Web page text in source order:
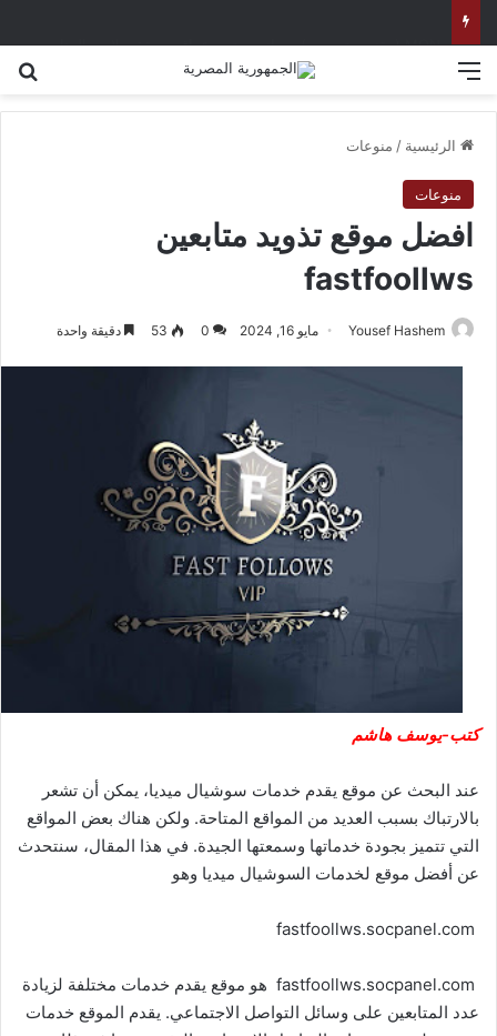
الرئيسية / منوعات
منوعات
افضل موقع تذويد متابعين
fastfoollws
Yousef Hashem مايو 16, 2024 0
53 دقيقة واحدة
كتب-يوسف هاشم
عند البحث عن موقع يقدم خدمات سوشيال ميديا، يمكن أن تشعر
بالارتباك بسبب العديد من المواقع المتاحة. ولكن هناك بعض المواقع
التي تتميز بجودة خدماتها وسمعتها الجيدة. في هذا المقال، سنتحدث
عن أفضل موقع لخدمات السوشيال ميديا وهو
fastfoollws.socpanel.com هو موقع يقدم خدمات مختلفة لزيادة
عدد المتابعين على وسائل التواصل الاجتماعي. يقدم الموقع خدمات